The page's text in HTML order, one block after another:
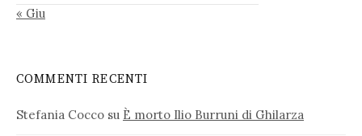
« Giu
COMMENTI RECENTI
Stefania Cocco su È morto Ilio Burruni di Ghilarza